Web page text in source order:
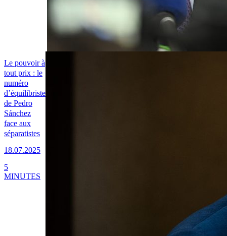
Le pouvoir à
tout prix : le
numéro
d’équilibriste
de Pedro
Sánchez
face aux
séparatistes
18.07.2025
5
MINUTES